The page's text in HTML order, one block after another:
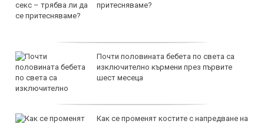
притесняваме?
Почти половината бебета по света са
изключително кърмени през първите
шест месеца
Как се променят костите с напредване на